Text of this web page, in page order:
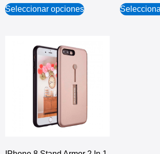
Seleccionar opciones